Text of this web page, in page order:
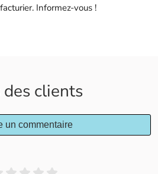
Informez-vous !
clients
un commentaire